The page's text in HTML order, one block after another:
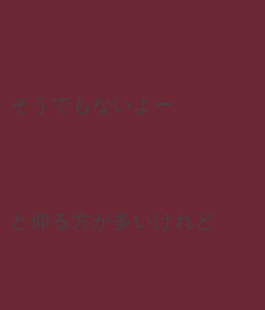
そうでもないよー
と仰る方が多いけれど